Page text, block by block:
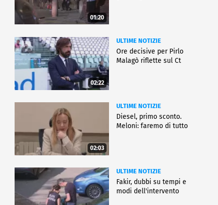
01:20
02:22
ULTIME NOTIZIE
Ore decisive per Pirlo
Malagò riflette sul Ct
02:03
ULTIME NOTIZIE
Diesel, primo sconto.
Meloni: faremo di tutto
ULTIME NOTIZIE
Fakir, dubbi su tempi e
modi dell'intervento